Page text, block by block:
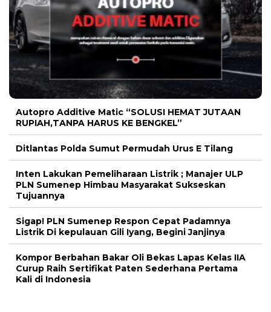
Autopro Additive Matic “SOLUSI HEMAT JUTAAN
RUPIAH,TANPA HARUS KE BENGKEL”
Ditlantas Polda Sumut Permudah Urus E Tilang
Inten Lakukan Pemeliharaan Listrik ; Manajer ULP
PLN Sumenep Himbau Masyarakat Sukseskan
Tujuannya
Sigap! PLN Sumenep Respon Cepat Padamnya
Listrik Di kepulauan Gili Iyang, Begini Janjinya
Kompor Berbahan Bakar Oli Bekas Lapas Kelas IIA
Curup Raih Sertifikat Paten Sederhana Pertama
Kali di Indonesia